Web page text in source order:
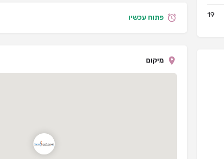
19 פתוח עכשיו
מיקום